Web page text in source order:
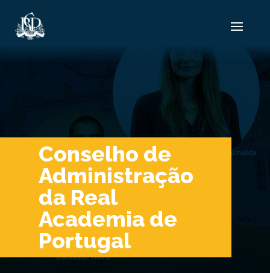
Conselho de
Administração
da Real
Academia de
Portugal